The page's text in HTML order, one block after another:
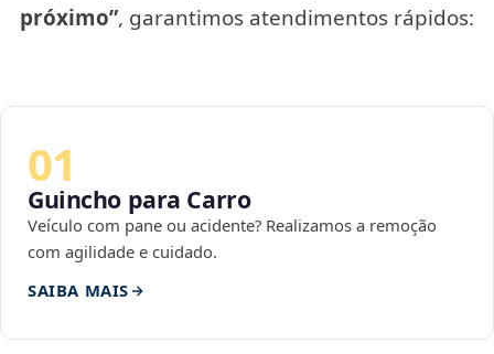
próximo”, garantimos atendimentos rápidos:
01
Guincho para Carro
Veículo com pane ou acidente? Realizamos a remoção
com agilidade e cuidado.
SAIBA MAIS